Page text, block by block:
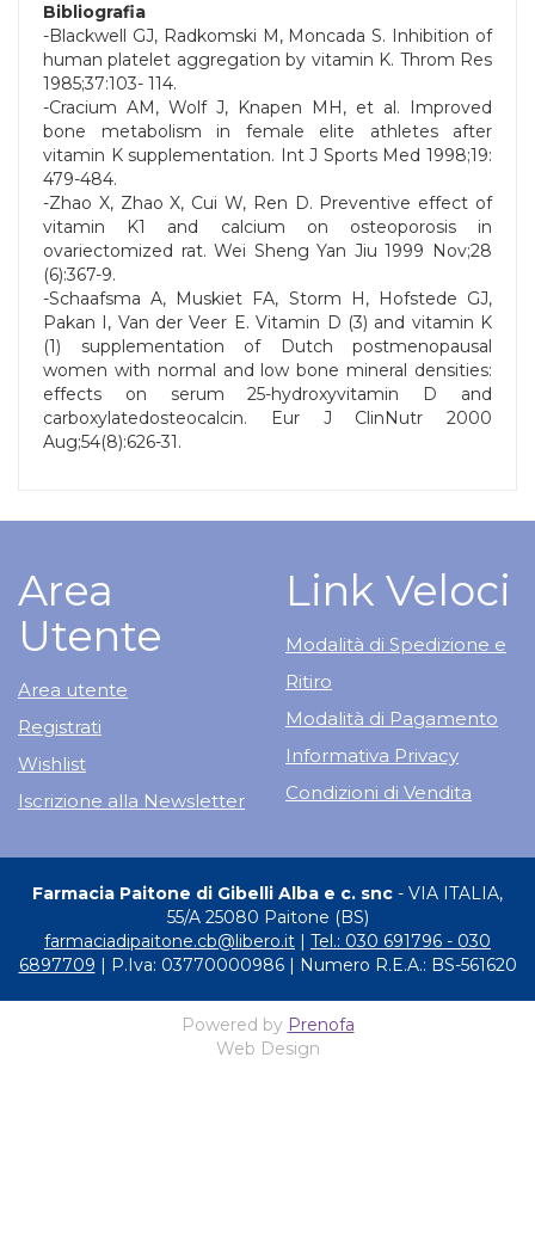
Bibliografia
-Blackwell GJ, Radkomski M, Moncada S. Inhibition of
human platelet aggregation by vitamin K. Throm Res
1985;37:103- 114.
-Cracium AM, Wolf J, Knapen MH, et al. Improved
bone metabolism in female elite athletes after
vitamin K supplementation. Int J Sports Med 1998;19:
479-484.
-Zhao X, Zhao X, Cui W, Ren D. Preventive effect of
vitamin K1 and calcium on osteoporosis in
ovariectomized rat. Wei Sheng Yan Jiu 1999 Nov;28
(6):367-9.
-Schaafsma A, Muskiet FA, Storm H, Hofstede GJ,
Pakan I, Van der Veer E. Vitamin D (3) and vitamin K
(1) supplementation of Dutch postmenopausal
women with normal and low bone mineral densities:
effects on serum 25-hydroxyvitamin D and
carboxylatedosteocalcin. Eur J ClinNutr 2000
Aug;54(8):626-31.
Area
Utente
Area utente
Registrati
Wishlist
Iscrizione alla Newsletter
Link Veloci
Modalità di Spedizione e
Ritiro
Modalità di Pagamento
Informativa Privacy
Condizioni di Vendita
Farmacia Paitone di Gibelli Alba e c. snc - VIA ITALIA,
55/A 25080 Paitone (BS)
farmaciadipaitone.cb@libero.it
Tel.: 030 691796 - 030
6897709 | P.Iva: 03770000986 | Numero R.E.A.: BS-561620
Powered by Prenofa
Web Design